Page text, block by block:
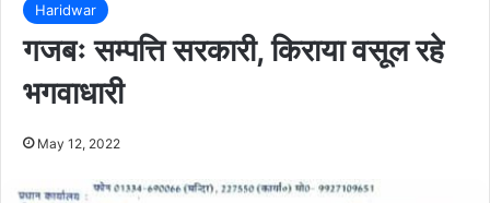
Haridwar
गजबः सम्पत्ति सरकारी, किराया वसूल रहे
भगवाधारी
May 12, 2022